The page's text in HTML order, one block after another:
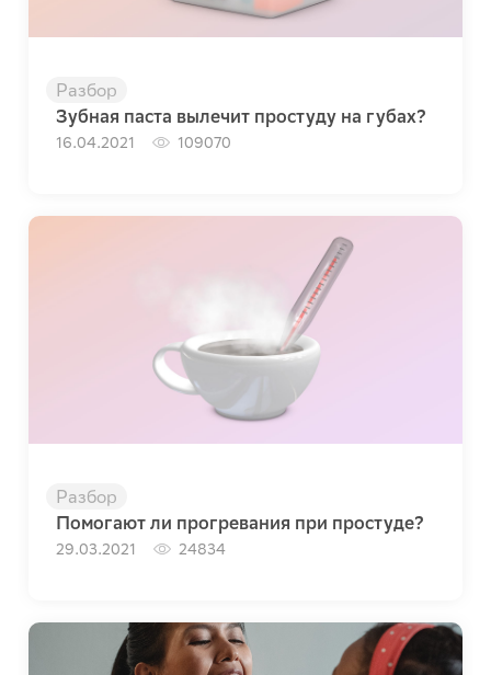
Разбор
Зубная паста вылечит простуду на губах?
16.04.2021 109070
Разбор
Помогают ли прогревания при простуде?
29.03.2021 24834